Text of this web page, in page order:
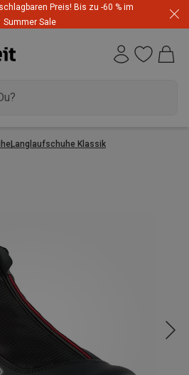
Preis! Bis zu -60 % im
Summer Sale
Langlaufschuhe Klassik